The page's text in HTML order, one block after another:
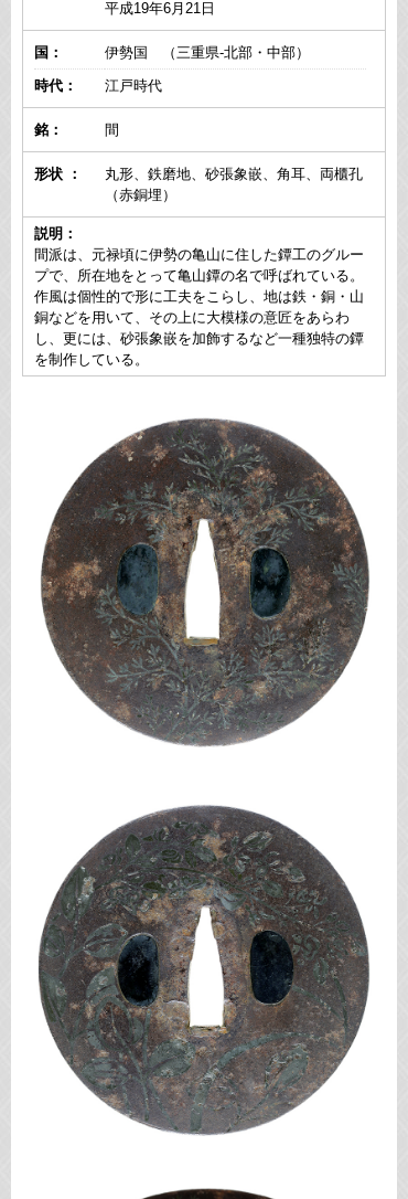
平成19年6月21日
国：
伊勢国 （三重県-北部・中部）
時代：
江戸時代
銘： 間
形状 ：
丸形、鉄磨地、砂張象嵌、角耳、両櫃孔
（赤銅埋）
説明：
間派は、元禄頃に伊勢の亀山に住した鐔工のグルー
プで、所在地をとって亀山鐔の名で呼ばれている。
作風は個性的で形に工夫をこらし、地は鉄・銅・山
銅などを用いて、その上に大模様の意匠をあらわ
し、更には、砂張象嵌を加飾するなど一種独特の鐔
を制作している。